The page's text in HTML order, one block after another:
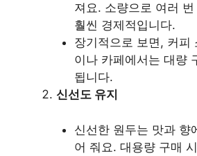
져요. 소량으로 여러
훨씬 경제적입니다.
장기적으로 보면, 커피
이나 카페에서는 대량
됩니다.
신선도 유지
신선한 원두는 맛과 향
어 줘요. 대용량 구매